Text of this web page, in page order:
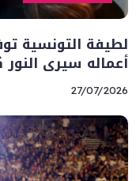
لطيفة التونسية
أعماله سيرى النور
27/07/2026